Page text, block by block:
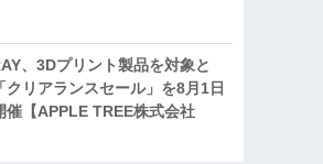
、3Dプリント製品を対象と
クリアランスセール」を8月1日
催【APPLE TREE株式会社